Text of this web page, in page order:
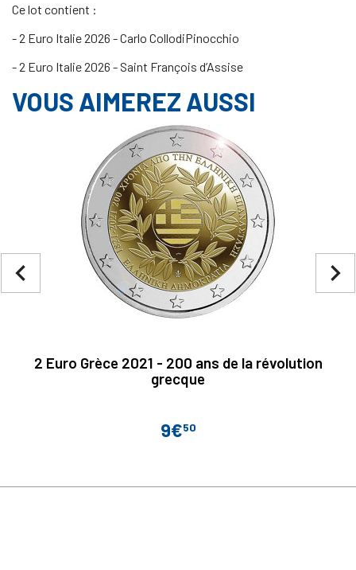
Ce lot contient :
- 2 Euro Italie 2026 - Carlo CollodiPinocchio
- 2 Euro Italie 2026 - Saint François d’Assise
VOUS AIMEREZ AUSSI
2 Euro Grèce 2021 - 200 ans de la révolution
grecque
Prix
9€50
navigate_next
navigate_before